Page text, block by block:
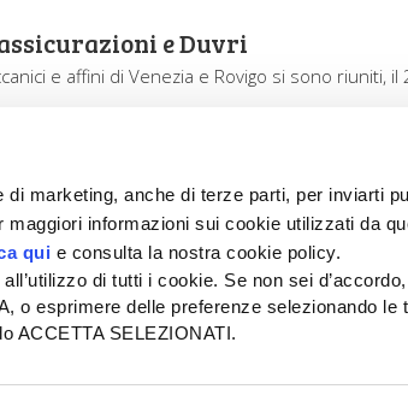
marketing, anche di terze parti, per inviarti
informazioni sui cookie utilizzati da
qui e consulta la nostra cookie policy.
di tutti i cookie. Se non sei
o esprimere delle preferenze selezionando le
ACCETTA SELEZIONATI.
e Duvri
e affini di Venezia e Rovigo si sono riuniti, il
SEDE
Tel + 39.045.8057511
info@informatoreagrario.it
PUBBLICITÀ
Tel +